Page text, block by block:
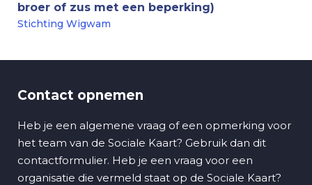
broer of zus met een beperking)
Stichting Wigwam
Contact opnemen
Heb je een algemene vraag of een opmerking voor
het team van de Sociale Kaart? Gebruik dan dit
contactformulier. Heb je een vraag voor een
organisatie die vermeld staat op de Sociale Kaart?